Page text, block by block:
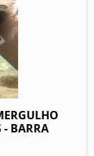
- BARRA